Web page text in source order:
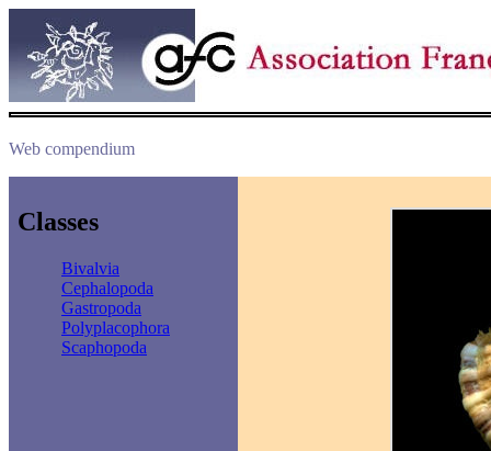
Web compendium
Classes
Bivalvia
Cephalopoda
Gastropoda
Polyplacophora
Scaphopoda